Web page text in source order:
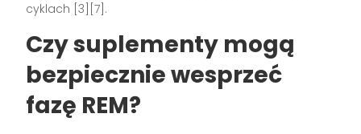
cyklach [3][7].
Czy suplementy mogą
bezpiecznie wesprzeć
fazę REM?